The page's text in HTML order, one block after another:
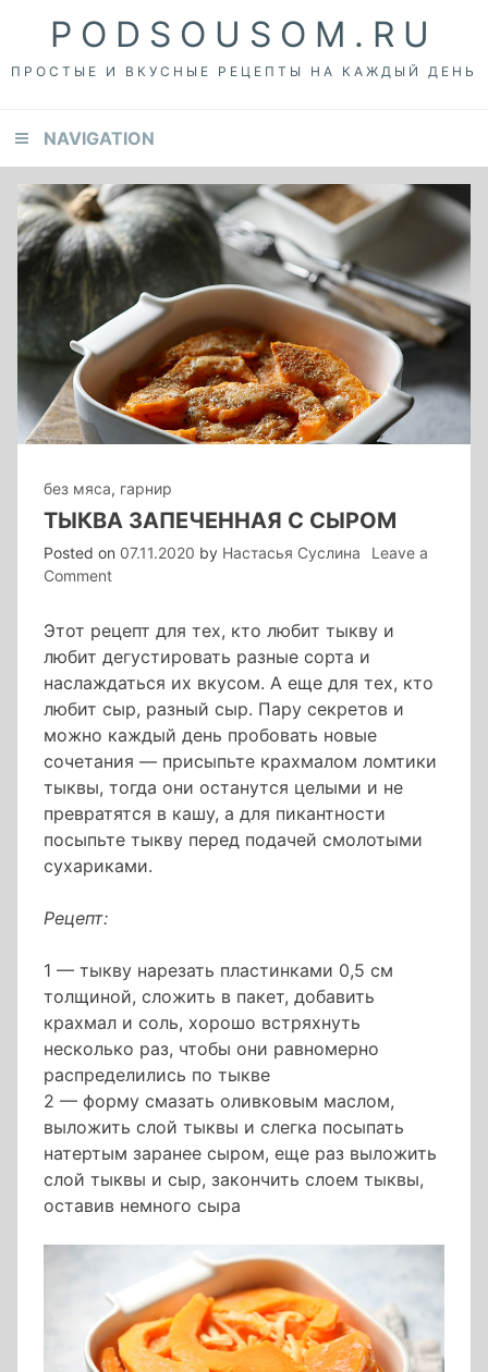
primary
content
footer
PODSOUSOM.RU
ПРОСТЫЕ И ВКУСНЫЕ РЕЦЕПТЫ НА КАЖДЫЙ ДЕНЬ
NAVIGATION
без мяса, гарнир
ТЫКВА ЗАПЕЧЕННАЯ С СЫРОМ
Posted on 07.11.2020 by Настасья Суслина
Leave a
Commenton
с
сыром
Этот рецепт для тех, кто любит тыкву и
любит дегустировать разные сорта и
наслаждаться их вкусом. А еще для тех, кто
любит сыр, разный сыр. Пару секретов и
можно каждый день пробовать новые
сочетания — присыпьте крахмалом ломтики
тыквы, тогда они останутся целыми и не
превратятся в кашу, а для пикантности
посыпьте тыкву перед подачей смолотыми
сухариками.
Рецепт:
1 — тыкву нарезать пластинками 0,5 см
толщиной, сложить в пакет, добавить
крахмал и соль, хорошо встряхнуть
несколько раз, чтобы они равномерно
распределились по тыкве
2 — форму смазать оливковым маслом,
выложить слой тыквы и слегка посыпать
натертым заранее сыром, еще раз выложить
слой тыквы и сыр, закончить слоем тыквы,
оставив немного сыра